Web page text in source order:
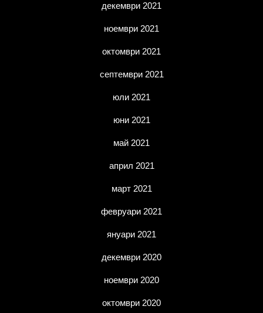
декември 2021
ноември 2021
октомври 2021
септември 2021
юли 2021
юни 2021
май 2021
април 2021
март 2021
февруари 2021
януари 2021
декември 2020
ноември 2020
октомври 2020